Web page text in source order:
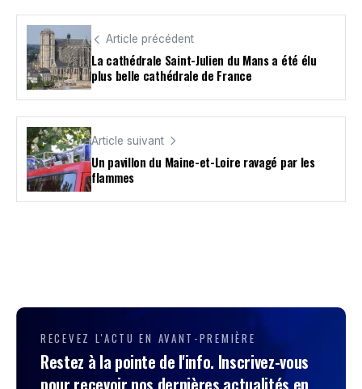
Article précédent
La cathédrale Saint-Julien du Mans a été élu
plus belle cathédrale de France
Article suivant
Un pavillon du Maine-et-Loire ravagé par les
flammes
RECEVEZ L'ACTU EN AVANT-PREMIÈRE
Restez à la pointe de l'info. Inscrivez-vous
pour recevoir nos dernières actualités en